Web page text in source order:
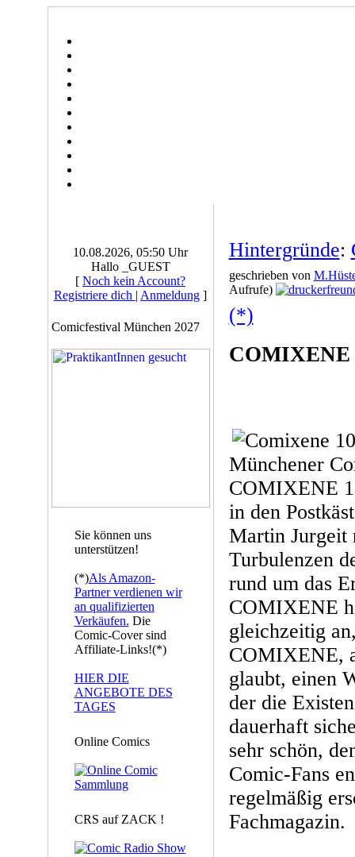
10.08.2026, 05:50 Uhr
Hallo _GUEST
[ Noch kein Account?
Registriere dich | Anmeldung ]
Comicfestival München 2027
Sie können uns
unterstützen!
(*)Als Amazon-
Partner verdienen wir
an qualifizierten
Verkäufen. Die
Comic-Cover sind
Affiliate-Links!(*)
HIER DIE
ANGEBOTE DES
TAGES
Online Comics
CRS auf ZACK !
Hintergründe:
geschrieben von
Aufrufe)
(*)
Münchener
COMIXENE
in den
Martin Jurgeit
Turbulenzen
rund um das
COMIXENE
gleichzeitig
COMIXENE,
glaubt, einen
der die
dauerhaft
sehr schön,
Comic-Fans
regelmäßig
Fachmagazin.